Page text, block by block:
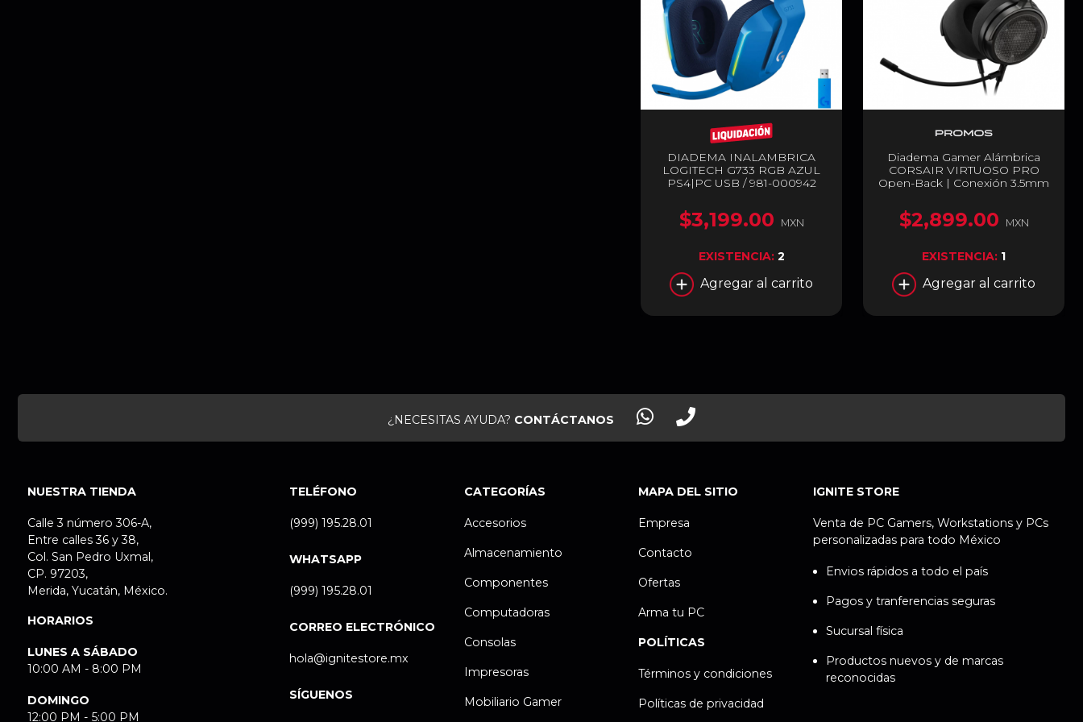
DIADEMA INALAMBRICA
LOGITECH G733 RGB AZUL
PS4|PC USB / 981-000942
$3,199.00 MXN
EXISTENCIA: 2
Agregar al carrito
Diadema Gamer Alámbrica
CORSAIR VIRTUOSO PRO
Open-Back | Conexión 3.5mm
Transductores de Grafeno
50mm | PC / Mac / PS5 / Xbox
Series X|S / Switch / Móvil |
$2,899.00 MXN
EXISTENCIA: 1
Agregar al carrito
¿NECESITAS AYUDA? CONTÁCTANOS
NUESTRA TIENDA
Calle 3 número 306-A,
Entre calles 36 y 38,
Col. San Pedro Uxmal,
CP. 97203,
Merida, Yucatán, México.
HORARIOS
LUNES A SÁBADO
10:00 AM - 8:00 PM
DOMINGO
12:00 PM - 5:00 PM
TELÉFONO
(999) 195.28.01
WHATSAPP
(999) 195.28.01
CORREO ELECTRÓNICO
hola@ignitestore.mx
SÍGUENOS
CATEGORÍAS
Accesorios
Almacenamiento
Componentes
Computadoras
Consolas
Impresoras
Mobiliario Gamer
MAPA DEL SITIO
Empresa
Contacto
Ofertas
Arma tu PC
POLÍTICAS
Términos y condiciones
Políticas de privacidad
IGNITE STORE
Venta de PC Gamers, Workstations y PCs
personalizadas para todo México
Envios rápidos a todo el país
Pagos y tranferencias seguras
Sucursal física
Productos nuevos y de marcas
reconocidas